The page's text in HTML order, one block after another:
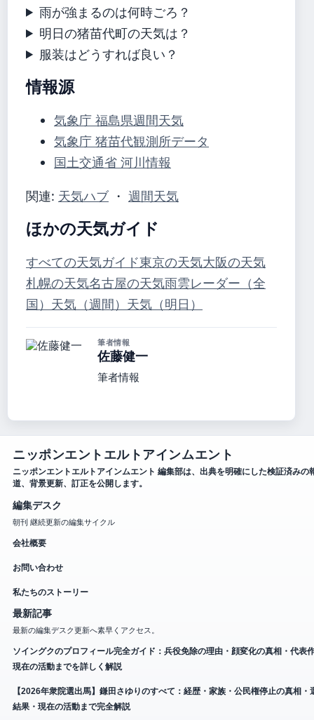
雨が強まるのは何時ごろ？
明日の猪苗代町の天気は？
服装はどうすれば良い？
情報源
気象庁 福島県週間天気
気象庁 猪苗代観測所データ
国土交通省 河川情報
関連: 天気ハブ・ 週間天気
ほかの天気ガイド
すべての天気ガイド東京の天気大阪の天気
札幌の天気名古屋の天気雨雲レーダー（全
国） 天気（週間） 天気（明日）
筆者情報
佐藤健一
筆者情報
ニッポンエントエルトアインムエント
ニッポンエントエルトアインムエント 編集部は、出典を明確にした検証済みの
道、背景更新、訂正を公開します。
編集デスク
朝刊 継続更新の編集サイクル
会社概要
お問い合わせ
私たちのストーリー
最新記事
最新の編集デスク更新へ素早くアクセス。
ソイングクのプロフィール完全ガイド：兵役免除の理由・顔変化の真相・代表
現在の活動までを詳しく解説
【2026年衆院選出馬】鎌田さゆりのすべて：経歴・家族・公民権停止の真相・
結果・現在の活動まで完全解説